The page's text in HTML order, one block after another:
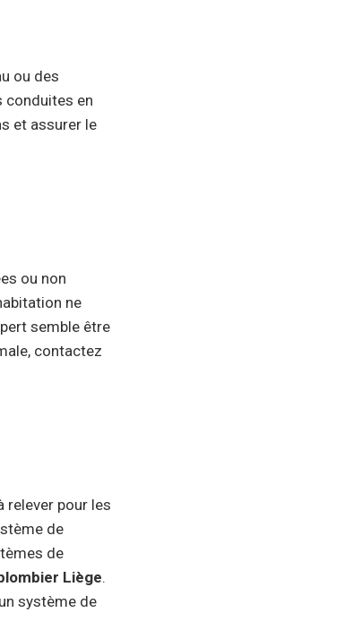
ou des
conduites en
et assurer le
ou non
ne
semble être
contactez
relever pour les
de
de
ombier Liège.
système de